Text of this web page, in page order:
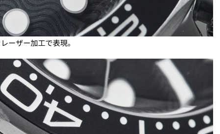
ーザー加工で表現。